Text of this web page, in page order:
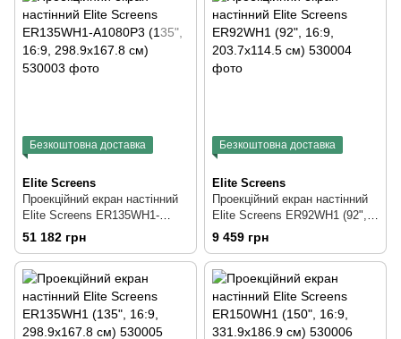
Безкоштовна доставка
Elite Screens
Проекційний екран настінний
Elite Screens ER135WH1-
A1080P3 (135", 16:9,
298.9x167.8 см)
51 182 грн
Безкоштовна доставка
Elite Screens
Проекційний екран настінний
Elite Screens ER92WH1 (92",
16:9, 203.7x114.5 см)
9 459 грн